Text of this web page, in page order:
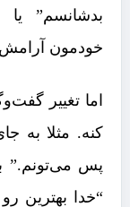
بدشانسم”
خودمون
اما تغییر
کنه. مثلا به
پس می‌تونم.”
“خدا بهترین